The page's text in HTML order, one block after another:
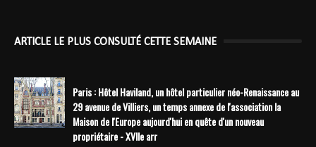
ARTICLE LE PLUS CONSULTÉ CETTE SEMAINE
Paris : Hôtel Haviland, un hôtel particulier néo-Renaissance au
29 avenue de Villiers, un temps annexe de l'association la
Maison de l'Europe aujourd'hui en quête d'un nouveau
propriétaire - XVIIe arr